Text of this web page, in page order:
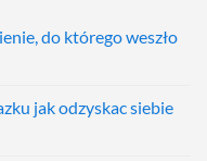
do którego weszło
jak odzyskac siebie